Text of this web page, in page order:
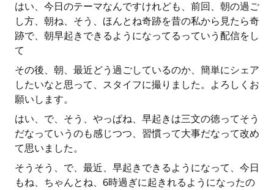
はい、今日のテーマなんですけれども、前回、朝の過ご
し方、朝ね、そう、ほんとね奇跡を昔の私から見たら奇
跡で、朝早起きできるようになってるっていう配信をし
て
その後、朝、最近どう過ごしているのか、簡単にシェア
したいなと思って、スタイフに撮りました。よろしくお
願いします。
はい、で、そう、やっぱね、早起きは三文の徳ってそう
だなっていうのも感じつつ、習慣って大事だなって改め
て思いました。
そうそう、で、最近、早起きできるようになって、今日
もね、ちゃんとね、6時過ぎに起きれるようになったの